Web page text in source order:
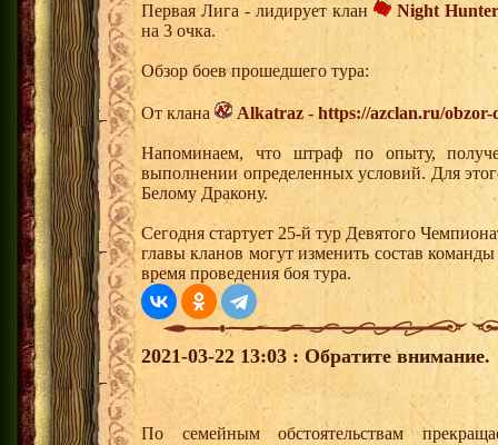
Первая Лига - лидирует клан
Night
на 3 очка.
Обзор боев прошедшего тура:
От клана Alkatraz - https://azclan.ru/obzor-
Напоминаем, что штраф по опыту,
выполнении определенных условий. Для
Белому Дракону.
Сегодня стартует 25-й тур Девятого
главы кланов могут изменить состав
время проведения боя тура.
2021-03-22 13:03 : Обратите внимание.
По семейным обстоятельствам